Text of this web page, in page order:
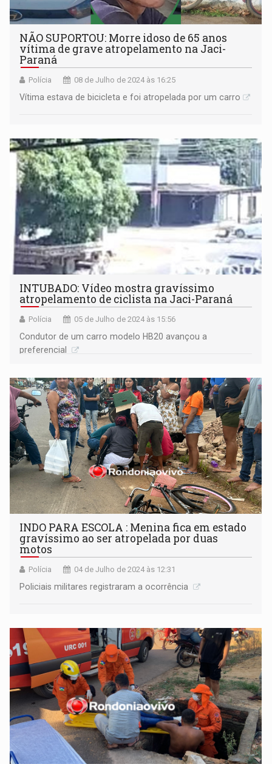
NÃO SUPORTOU: Morre idoso de 65 anos
vítima de grave atropelamento na Jaci-
Paraná
Polícia 08 de Julho de 2024 às 16:25
Vítima estava de bicicleta e foi atropelada por um carro
INTUBADO: Vídeo mostra gravíssimo
atropelamento de ciclista na Jaci-Paraná
Polícia 05 de Julho de 2024 às 15:56
Condutor de um carro modelo HB20 avançou a
preferencial
INDO PARA ESCOLA : Menina fica em estado
gravíssimo ao ser atropelada por duas
motos
Polícia 04 de Julho de 2024 às 12:31
Policiais militares registraram a ocorrência